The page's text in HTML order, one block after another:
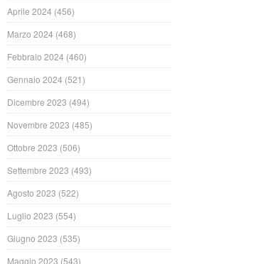
Aprile 2024 (456)
Marzo 2024 (468)
Febbraio 2024 (460)
Gennaio 2024 (521)
Dicembre 2023 (494)
Novembre 2023 (485)
Ottobre 2023 (506)
Settembre 2023 (493)
Agosto 2023 (522)
Luglio 2023 (554)
Giugno 2023 (535)
Maggio 2023 (543)